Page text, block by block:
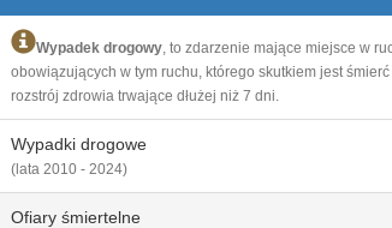
Wypadek drogowy, to zdarzenie mające miejsce w
obowiązujących w tym ruchu, którego skutkiem jest
rozstrój zdrowia trwające dłużej niż 7 dni.
Wypadki drogowe
(lata 2010 - 2024)
Ofiary śmiertelne